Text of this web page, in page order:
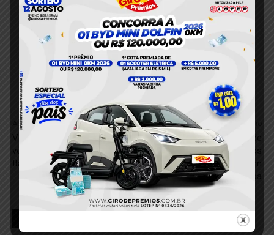
Anterior
VÍDEO; Incêndio destrói
veículo na Zona Rural de
Mulher é presa suspeita de
tráfico de drogas após
acompanhamento policial em